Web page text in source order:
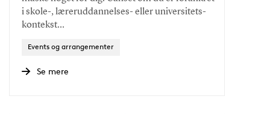
i skole-, læreruddannelses- eller universitets-
kontekst…
Events og arrangementer
Se mere